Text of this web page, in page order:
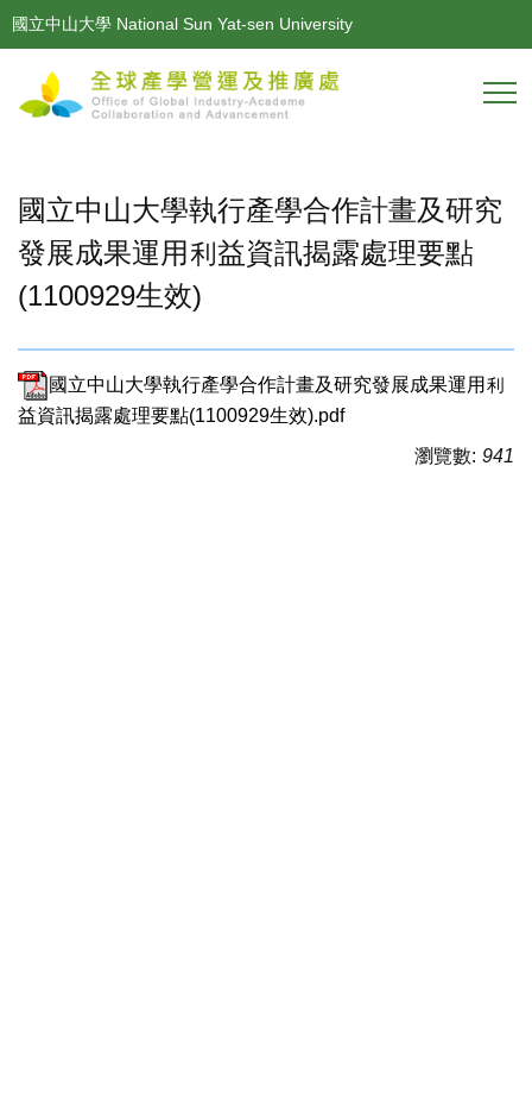
跳
到
要
國立中山大學 National Sun Yat-sen University
國立中山大學執行產學合作計畫及研究
發展成果運用利益資訊揭露處理要點
(1100929生效)
國立中山大學執行產學合作計畫及研究發展成果運用利
益資訊揭露處理要點(1100929生效).pdf
瀏覽數: 941